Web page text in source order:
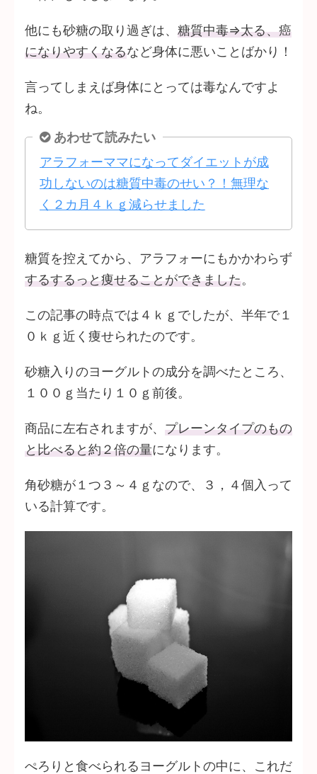
他にも砂糖の取り過ぎは、 糖質中毒⇒太る、癌
になりやすくなるなど身体に悪いことばかり！
言ってしまえば身体にとっては毒なんですよ
ね。
あわせて読みたい
アラフォーママになってダイエットが成
功しないのは糖質中毒のせい？！無理な
く２カ月４ｋｇ減らせました
糖質を控えてから、アラフォーにもかかわらず
するするっと痩せることができました。
この記事の時点では４ｋｇでしたが、半年で１
０ｋｇ近く痩せられたのです。
砂糖入りのヨーグルトの成分を調べたところ、
１００ｇ当たり１０ｇ前後。
商品に左右されますが、 プレーンタイプのもの
と比べると約２倍の量になります。
角砂糖が１つ３～４ｇなので、３，４個入って
いる計算です。
ぺろりと食べられるヨーグルトの中に、これだ